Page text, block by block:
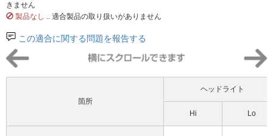
きません
製品なし .. 適合製品の取り扱いがありません
この適合に関する問題を報告する
箇所
ヘッドライト
Hi Lo